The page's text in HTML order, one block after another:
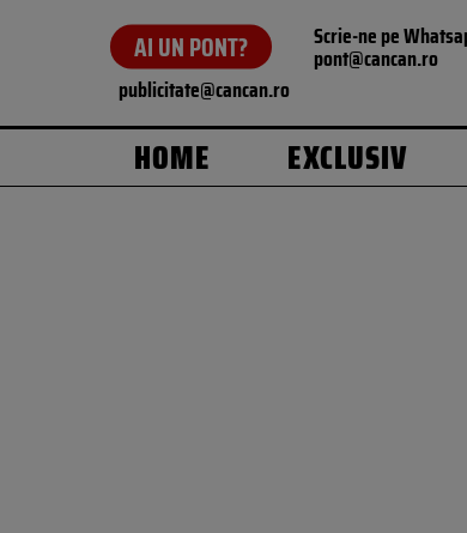
AI UN PONT? Scrie-ne pe
pont@cancan.ro
publicitate@cancan.ro
HOME EXCLUSIV